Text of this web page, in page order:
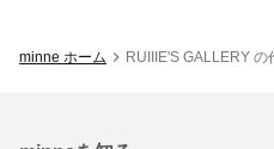
minne ホーム RUIIIE'S GALLERY の